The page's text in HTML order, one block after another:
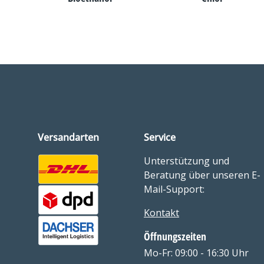
Versandarten
Service
Unterstützung und
Beratung über unseren E-
Mail-Support:
Kontakt
Öffnungszeiten
Mo-Fr: 09:00 - 16:30 Uhr